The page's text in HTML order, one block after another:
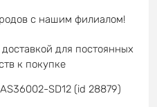
с нашим филиалом!
для постоянных
к покупке
SD12 (id 28879)